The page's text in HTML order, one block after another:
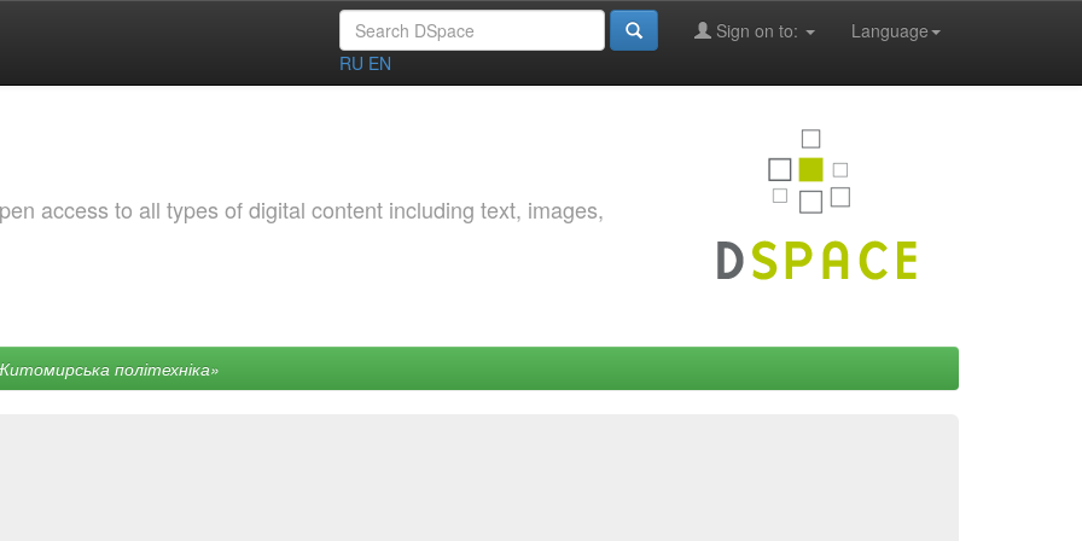
Language
Sign on to:
RU EN
access to all types of digital content including text, images,
політехніка»